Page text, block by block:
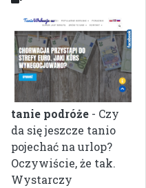
tanie podróże - Czy
da się jeszcze tanio
pojechać na urlop?
Oczywiście, że tak.
Wystarczy